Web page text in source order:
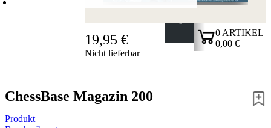
0 ARTIKEL
0,00 €
19,95 €
Nicht lieferbar
ChessBase Magazin 200
Produkt